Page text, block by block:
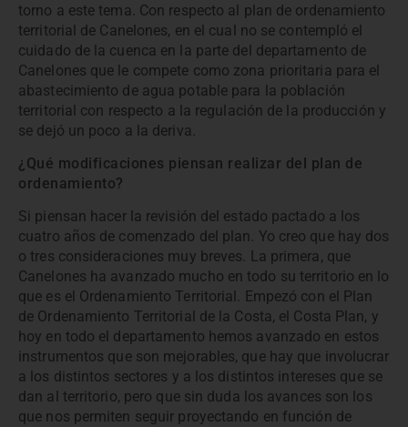
torno a este tema. Con respecto al plan de ordenamiento
territorial de Canelones, en el cual no se contempló el
cuidado de la cuenca en la parte del departamento de
Canelones que le compete como zona prioritaria para el
abastecimiento de agua potable para la población
territorial con respecto a la regulación de la producción y
se dejó un poco a la deriva.
¿Qué modificaciones piensan realizar del plan de
ordenamiento?
Si piensan hacer la revisión del estado pactado a los
cuatro años de comenzado del plan. Yo creo que hay dos
o tres consideraciones muy breves. La primera, que
Canelones ha avanzado mucho en todo su territorio en lo
que es el Ordenamiento Territorial. Empezó con el Plan
de Ordenamiento Territorial de la Costa, el Costa Plan, y
hoy en todo el departamento hemos avanzado en estos
instrumentos que son mejorables, que hay que involucrar
a los distintos sectores y a los distintos intereses que se
dan al territorio, pero que sin duda los avances son los
que nos permiten seguir proyectando en función de